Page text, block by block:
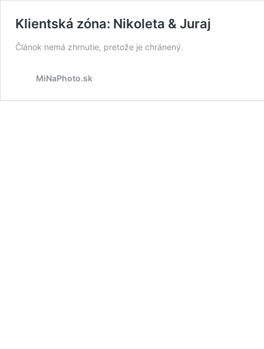
Klientská zóna: Nikoleta & Juraj
Článok nemá zhrnutie, pretože je chránený.
MiNaPhoto.sk